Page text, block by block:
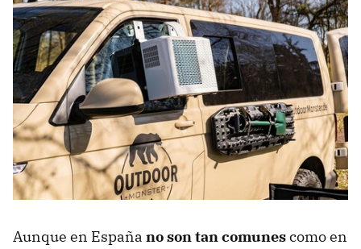
Aunque en España no son tan comunescomo en